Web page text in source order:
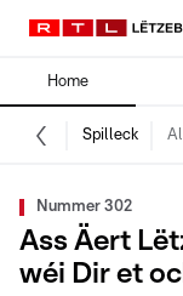
Home
Spilleck
Nummer 302
Ass Äert
wéi Dir et